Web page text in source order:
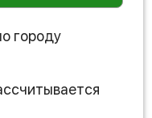
городу